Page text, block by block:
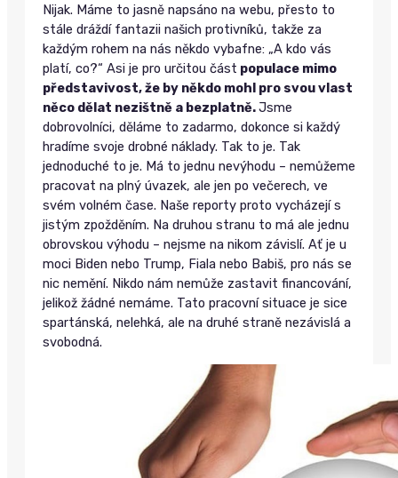
Nijak. Máme to jasně napsáno na webu, přesto to
stále dráždí fantazii našich protivníků, takže za
každým rohem na nás někdo vybafne: „A kdo vás
platí, co?“ Asi je pro určitou část populace mimo
představivost, že by někdo mohl pro svou vlast
něco dělat nezištně a bezplatně.Jsme
dobrovolníci, děláme to zadarmo, dokonce si každý
hradíme svoje drobné náklady. Tak to je. Tak
jednoduché to je. Má to jednu nevýhodu – nemůžeme
pracovat na plný úvazek, ale jen po večerech, ve
svém volném čase. Naše reporty proto vycházejí s
jistým zpožděním. Na druhou stranu to má ale jednu
obrovskou výhodu – nejsme na nikom závislí. Ať je u
moci Biden nebo Trump, Fiala nebo Babiš, pro nás se
nic nemění. Nikdo nám nemůže zastavit financování,
jelikož žádné nemáme. Tato pracovní situace je sice
spartánská, nelehká, ale na druhé straně nezávislá a
svobodná.